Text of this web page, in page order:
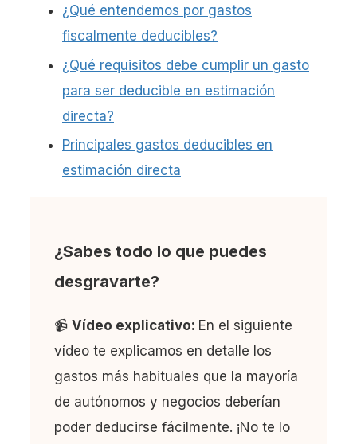
¿Qué entendemos por gastos
fiscalmente deducibles?
¿Qué requisitos debe cumplir un gasto
para ser deducible en estimación
directa?
Principales gastos deducibles en
estimación directa
¿Sabes todo lo que puedes
desgravarte?
📹 Vídeo explicativo: En el siguiente
vídeo te explicamos en detalle los
gastos más habituales que la mayoría
de autónomos y negocios deberían
poder deducirse fácilmente. ¡No te lo